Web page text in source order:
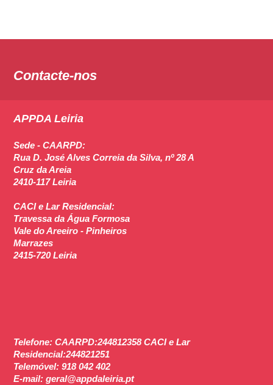
Contacte-nos
APPDA Leiria
Sede - CAARPD:
Rua D. José Alves Correia da Silva, nº 28 A
Cruz da Areia
2410-117 Leiria
CACI e Lar Residencial:
Travessa da Água Formosa
Vale do Areeiro - Pinheiros
Marrazes
2415-720 Leiria
Telefone: CAARPD:244812358 CACI e Lar
Residencial:244821251
Telemóvel: 918 042 402
E-mail: geral@appdaleiria.pt